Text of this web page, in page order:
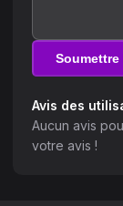
Avis des
Aucun avis
votre avis !